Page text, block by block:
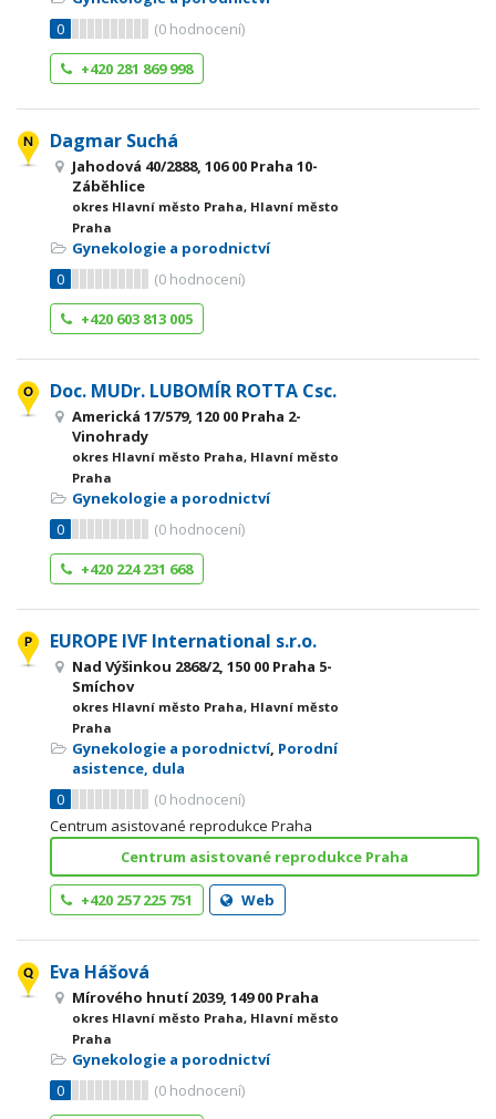
0
(0 hodnocení)
+420 281 869 998
Dagmar Suchá
Jahodová 40/2888, 106 00 Praha 10-
Záběhlice
okres Hlavní město Praha, Hlavní město
Praha
Gynekologie a porodnictví
0
(0 hodnocení)
+420 603 813 005
Doc. MUDr. LUBOMÍR ROTTA Csc.
Americká 17/579, 120 00 Praha 2-
Vinohrady
okres Hlavní město Praha, Hlavní město
Praha
Gynekologie a porodnictví
0
(0 hodnocení)
+420 224 231 668
EUROPE IVF International s.r.o.
Nad Výšinkou 2868/2, 150 00 Praha 5-
Smíchov
okres Hlavní město Praha, Hlavní město
Praha
Gynekologie a porodnictví, Porodní
asistence, dula
0
(0 hodnocení)
Centrum asistované reprodukce Praha
Centrum asistované reprodukce Praha
+420 257 225 751 Web
Eva Hášová
Mírového hnutí 2039, 149 00 Praha
okres Hlavní město Praha, Hlavní město
Praha
Gynekologie a porodnictví
0
(0 hodnocení)